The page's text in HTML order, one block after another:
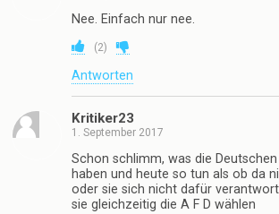
Nee. Einfach nur nee.
(2)
Antworten
Kritiker23
1. September 2017
Schon schlimm, was die
haben und heute so tun als ob da
oder sie sich nicht dafür
sie gleichzeitig die A F D wählen